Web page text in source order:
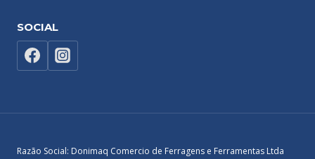
SOCIAL
Razão Social: Donimaq Comercio de Ferragens e Ferramentas Ltda